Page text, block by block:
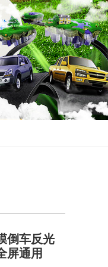
倒车反光
屏通用